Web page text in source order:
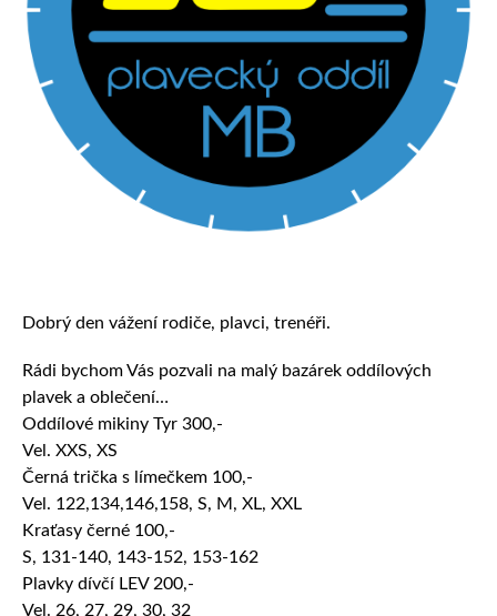
Dobrý den vážení rodiče, plavci, trenéři.
Rádi bychom Vás pozvali na malý bazárek oddílových
plavek a oblečení…
Oddílové mikiny Tyr 300,-
Vel. XXS, XS
Černá trička s límečkem 100,-
Vel. 122,134,146,158, S, M, XL, XXL
Kraťasy černé 100,-
S, 131-140, 143-152, 153-162
Plavky dívčí LEV 200,-
Vel. 26, 27, 29, 30, 32